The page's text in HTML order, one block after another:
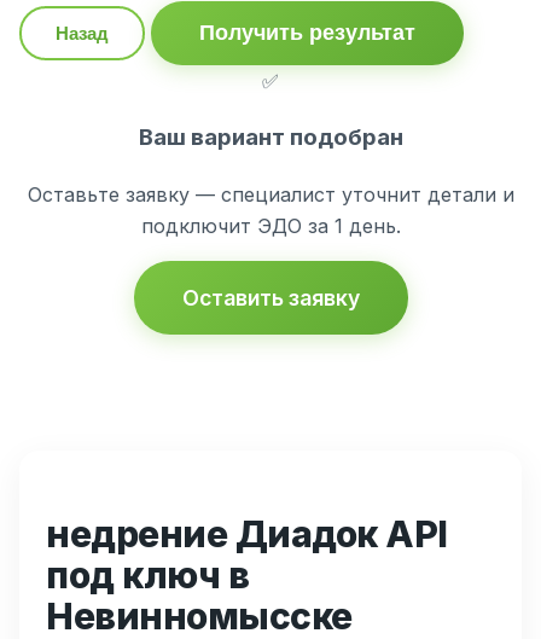
Назад
Получить результат
✅
Ваш вариант подобран
Оставьте заявку — специалист уточнит детали и
подключит ЭДО за 1 день.
Оставить заявку
недрение Диадок API
под ключ в
Невинномысске